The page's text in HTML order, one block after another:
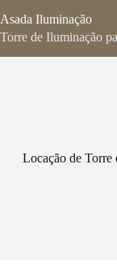
para
o
Asada Iluminação
Torre de Iluminação
Locação de Torre